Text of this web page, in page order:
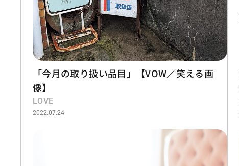
「今月の取り扱い品目」【VOW／笑える画
像】
LOVE
2022.07.24